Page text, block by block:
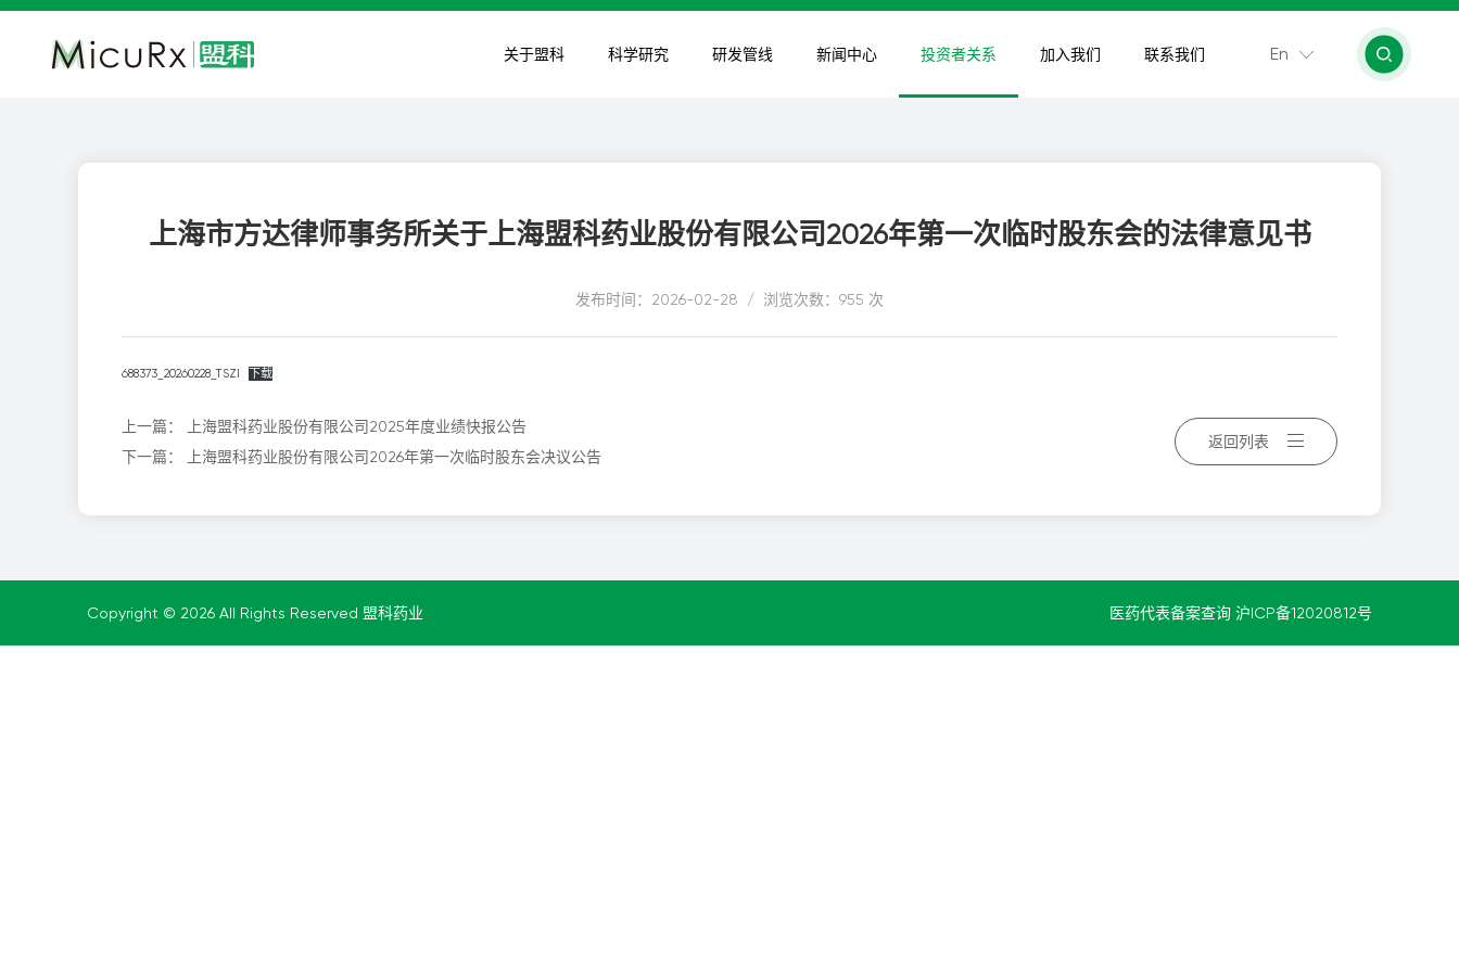
关于盟科 科学研究 研发管线 新闻中心 投资者关系 加入我们 联系我们 En
上海市方达律师事务所关于上海盟科药业股份有限公司2026年第一次临时股东会的法律意见书
发布时间：2026-02-28 / 浏览次数：955 次
688373_20260228_TSZI 下载
上一篇：
上海盟科药业股份有限公司2025年度业绩快报公告
下一篇：
上海盟科药业股份有限公司2026年第一次临时股东会决议公告
返回列表
Copyright © 2026 All Rights Reserved 盟科药业 医药代表备案查询 沪ICP备12020812号